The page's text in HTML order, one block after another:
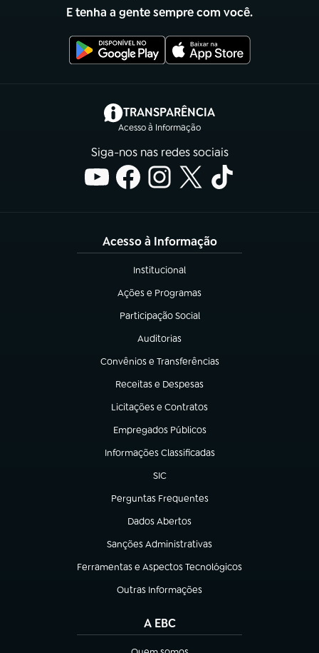
E tenha a gente sempre com você.
TRANSPARÊNCIA
Acesso à Informação
(abre em nova aba)
Siga-nos nas redes sociais
Acesso à Informação
Institucional
(abre em nova aba)
Ações e Programas
(abre em nova aba)
Participação Social
(abre em nova aba)
Auditorias
(abre em nova aba)
Convênios e Transferências
(abre em nova aba)
Receitas e Despesas
(abre em nova aba)
Licitações e Contratos
(abre em nova aba)
Empregados Públicos
(abre em nova aba)
Informações Classificadas
(abre em nova aba)
SIC
(abre em nova aba)
Perguntas Frequentes
(abre em nova aba)
Dados Abertos
(abre em nova aba)
Sanções Administrativas
(abre em nova aba)
Ferramentas e Aspectos Tecnológicos
(abre em nova aba)
Outras Informações
(abre em nova aba)
A EBC